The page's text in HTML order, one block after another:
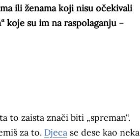
ili ženama koji nisu očekivali
koje su im na raspolaganju –
to zaista znači biti „spreman“.
za to. Djeca se dese kao neka